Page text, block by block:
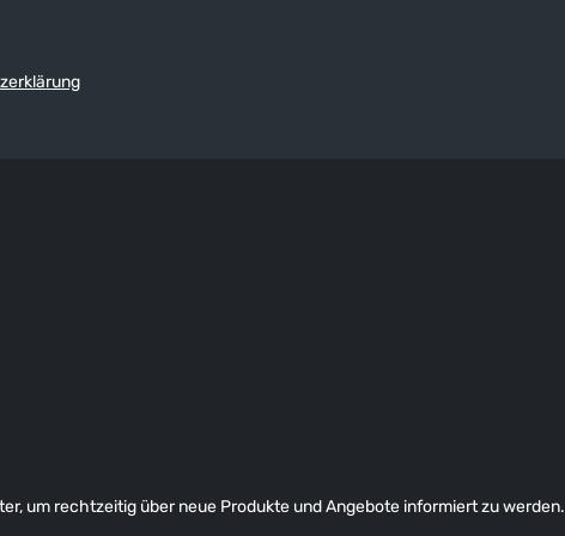
um rechtzeitig über neue Produkte und Angebote informiert zu werden.